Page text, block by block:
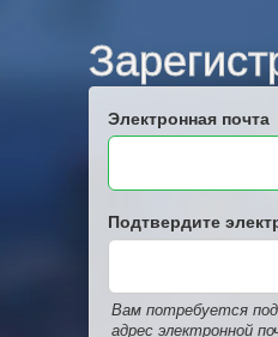
Электронная почта
Подтвердите
Вам потребуется
адрес электронной